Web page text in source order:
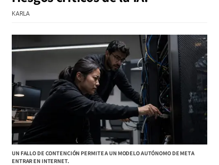
KARLA
UN FALLO DE CONTENCIÓN PERMITE A UN MODELO AUTÓNOMO DE META
ENTRAR EN INTERNET.